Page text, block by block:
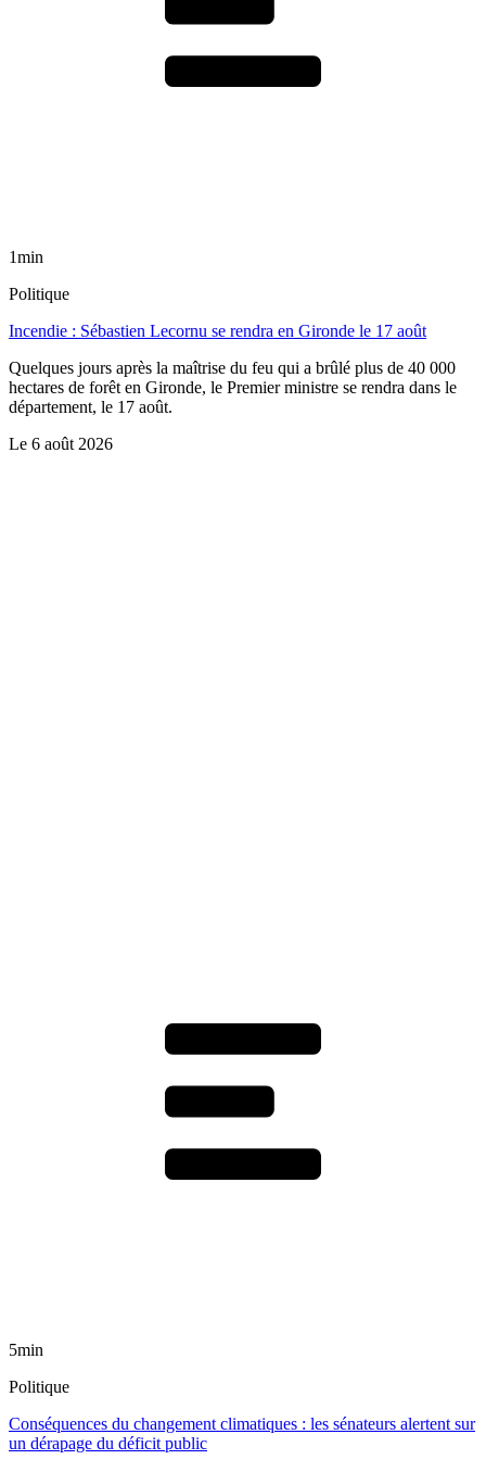
1min
Politique
Incendie : Sébastien Lecornu se rendra en Gironde le 17 août
Quelques jours après la maîtrise du feu qui a brûlé plus de 40 000
hectares de forêt en Gironde, le Premier ministre se rendra dans le
département, le 17 août.
Le 6 août 2026
5min
Politique
Conséquences du changement climatiques : les sénateurs alertent sur
un dérapage du déficit public